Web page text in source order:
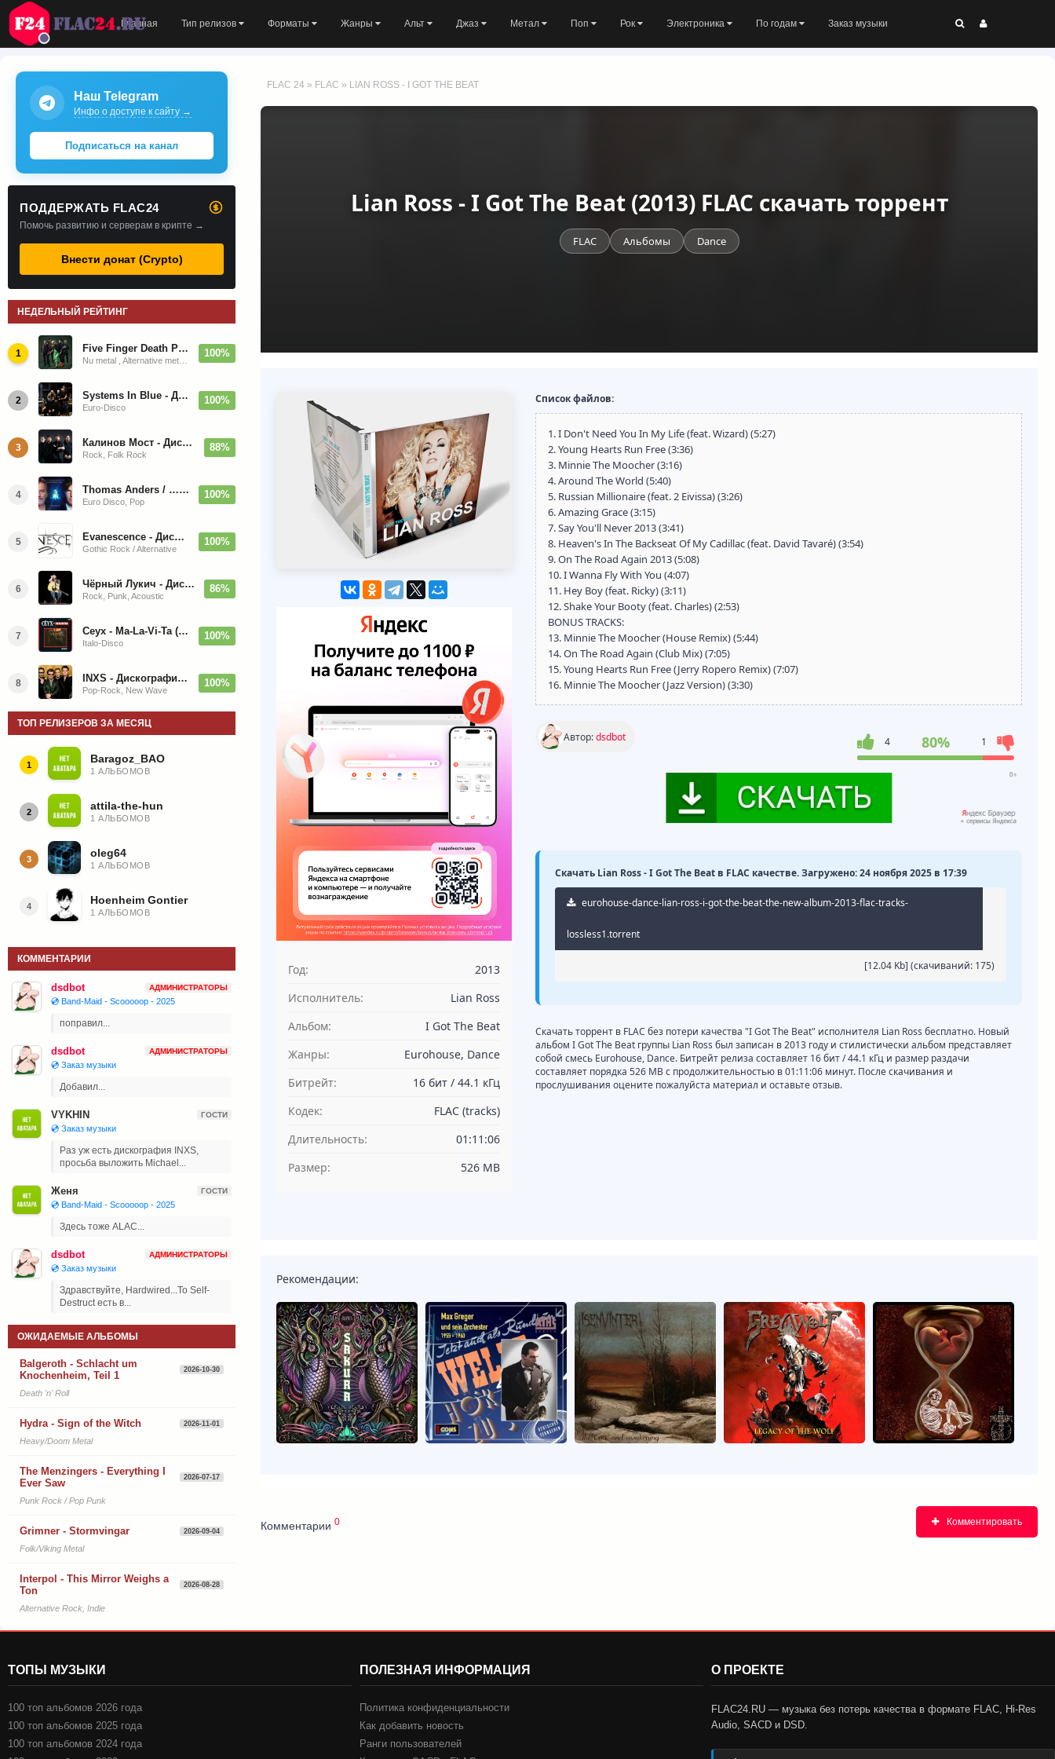
Главная Тип релизов Форматы Жанры Альт Джаз Метал Поп Рок Электроника По годам Заказ музыки
FLAC 24 » FLAC » LIAN ROSS - I GOT THE BEAT
Lian Ross - I Got The Beat (2013) FLAC скачать торрент
FLAC Альбомы Dance
Год:
2013
Исполнитель:
Lian Ross
Альбом:
I Got The Beat
Жанры:
Eurohouse, Dance
Битрейт:
16 бит / 44.1 кГц
Кодек:
FLAC (tracks)
Длительность:
01:11:06
Размер:
526 MB
Список файлов:
1. I Don't Need You In My Life (feat. Wizard) (5:27)
2. Young Hearts Run Free (3:36)
3. Minnie The Moocher (3:16)
4. Around The World (5:40)
5. Russian Millionaire (feat. 2 Eivissa) (3:26)
6. Amazing Grace (3:15)
7. Say You'll Never 2013 (3:41)
8. Heaven's In The Backseat Of My Cadillac (feat. David Tavaré) (3:54)
9. On The Road Again 2013 (5:08)
10. I Wanna Fly With You (4:07)
11. Hey Boy (feat. Ricky) (3:11)
12. Shake Your Booty (feat. Charles) (2:53)
BONUS TRACKS:
13. Minnie The Moocher (House Remix) (5:44)
14. On The Road Again (Club Mix) (7:05)
15. Young Hearts Run Free (Jerry Ropero Remix) (7:07)
16. Minnie The Moocher (Jazz Version) (3:30)
Автор:dsdbot 4 80% 1
Скачать Lian Ross - I Got The Beat в FLAC качестве. Загружено: 24 ноября 2025 в 17:39
eurohouse-dance-lian-ross-i-got-the-beat-the-new-album-2013-flac-tracks-
lossless1.torrent
[12.04 Kb] (cкачиваний: 175)
Скачать торрент в FLAC без потери качества "I Got The Beat" исполнителя Lian Ross бесплатно. Новый
альбом I Got The Beat группы Lian Ross был записан в 2013 году и стилистически альбом представляет
собой смесь Eurohouse, Dance. Битрейт релиза составляет 16 бит / 44.1 кГц и размер раздачи
составляет порядка 526 MB с продолжительностью в 01:11:06 минут. После скачивания и
прослушивания оцените пожалуйста материал и оставьте отзыв.
Рекомендации:
Комментарии 0 Комментировать
Наш Telegram
Инфо о доступе к сайту →
Подписаться на канал
ПОДДЕРЖАТЬ FLAC24
Помочь развитию и серверам в крипте →
Внести донат (Crypto)
НЕДЕЛЬНЫЙ РЕЙТИНГ
1 Five Finger Death Punch - Дискография (2008-2026) 100%
2 Systems In Blue - Дискография (2020-2026)
Euro-Disco
100%
3 Калинов Мост - Дискография (1986-2026)
Rock, Folk Rock
88%
4 Thomas Anders / … Sings Modern Talking: The Best hi-res
Euro Disco, Pop
100%
5 Evanescence - Дискография (1998-2026)
Gothic Rock / Alternative
100%
6 Чёрный Лукич - Дискография (1987-2014)
Rock, Punk, Acoustic
86%
7 Ceyx - Ma-La-Vi-Ta (12'' Maxi-Single)
Italo-Disco
100%
8 INXS - Дискография (1981-2004)
Pop-Rock, New Wave
100%
ТОП РЕЛИЗЕРОВ ЗА МЕСЯЦ
1 Baragoz_BAO
1 АЛЬБОМОВ
2 attila-the-hun
1 АЛЬБОМОВ
3 oleg64
1 АЛЬБОМОВ
4 Hoenheim Gontier
1 АЛЬБОМОВ
КОММЕНТАРИИ
dsdbot АДМИНИСТРАТОРЫ
💿 Band-Maid - Scooooop - 2025
поправил...
dsdbot АДМИНИСТРАТОРЫ
💿 Заказ музыки
Добавил...
VYKHIN ГОСТИ
💿 Заказ музыки
Раз уж есть дискография INXS,
просьба выложить Michael...
Женя ГОСТИ
💿 Band-Maid - Scooooop - 2025
Здесь тоже ALAC...
dsdbot АДМИНИСТРАТОРЫ
💿 Заказ музыки
Здравствуйте, Hardwired...To Self-
Destruct есть в...
ОЖИДАЕМЫЕ АЛЬБОМЫ
Balgeroth - Schlacht um
Knochenheim, Teil 1
2026-10-30
Death 'n' Roll
Hydra - Sign of the Witch 2026-11-01
Heavy/Doom Metal
The Menzingers - Everything I
Ever Saw
2026-07-17
Punk Rock / Pop Punk
Grimner - Stormvingar 2026-09-04
Folk/Viking Metal
Interpol - This Mirror Weighs a
Ton
2026-08-28
Alternative Rock, Indie
ТОПЫ МУЗЫКИ
100 топ альбомов 2026 года
100 топ альбомов 2025 года
100 топ альбомов 2024 года
ПОЛЕЗНАЯ ИНФОРМАЦИЯ
Политика конфиденциальности
Как добавить новость
Ранги пользователей
О ПРОЕКТЕ
FLAC24.RU — музыка без потерь качества в формате FLAC, Hi-Res
Audio, SACD и DSD.